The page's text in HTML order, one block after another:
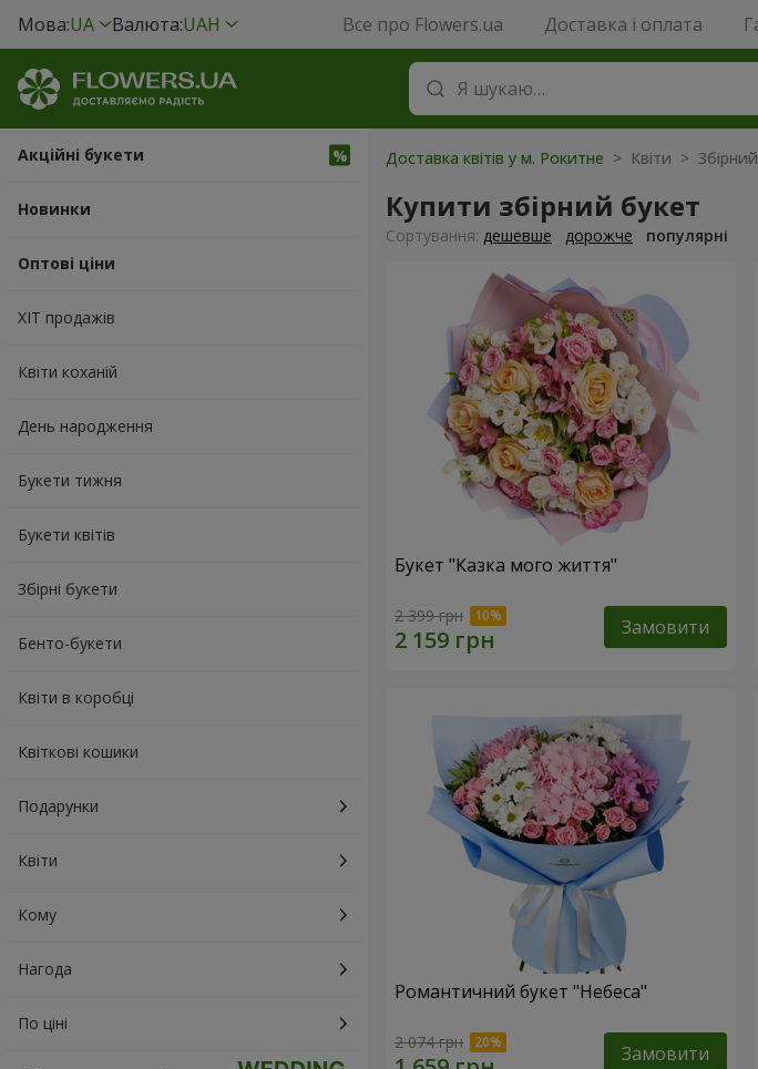
Мова:UA Валюта:UAH Все про Flowers.ua Доставка і оплата
Акційні букети
Новинки
Оптові ціни
ХІТ продажів
Квіти коханій
День народження
Букети тижня
Букети квітів
Збірні букети
Бенто-букети
Квіти в коробці
Квіткові кошики
Подарунки
Квіти
Кому
Нагода
По ціні
Доставка квітів у м. Рокитне > Квіти >
Купити збірний букет
Сортування: дешевше дорожче популярні
Букет "Казка мого життя"
2 399 грн Замовити
Романтичний букет "Небеса"
2 074 грн Замовити